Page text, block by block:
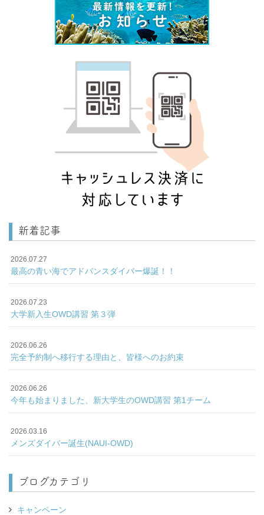
新着記事
2026.07.27
最高の青い海でアドバンスダイバー爆誕！！
2026.07.23
大学新入生OWD講習 第３弾
2026.06.26
完全予約制へ移行する理由と、皆様へのお約束
2026.06.26
今年も始まりました、新大学生のOWD講習 第1チーム
2026.03.16
メンズダイバー誕生(NAUI-OWD)
ブログカテゴリ
キャンペーン